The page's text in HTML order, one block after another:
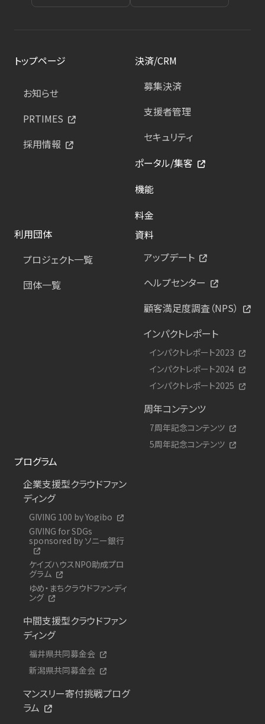
トップページ
お知らせ
PRTIMES
採用情報
決済/CRM
募集決済
支援者管理
セキュリティ
ポータル/集客
機能
料金
利用団体
プロジェクト一覧
団体一覧
資料
アップデート
ヘルプセンター
顧客満足度調査（NPS）
インパクトレポート
インパクトレポート2023
インパクトレポート2024
インパクトレポート2025
周年コンテンツ
7周年記念コンテンツ
5周年記念コンテンツ
プログラム
企業支援型クラウドファン
ディング
GIVING 100 by Yogibo
GIVING for SDGs
sponsored by ソニー銀行
ケイズハウスNPO助成プロ
グラム
ゆめ・まちクラウドファンディ
ング
中間支援型クラウドファン
ディング
福井県共同募金会
新潟県共同募金会
マンスリー寄付挑戦プログ
ラム